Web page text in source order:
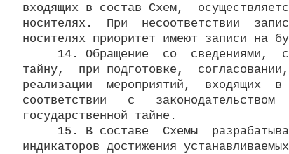
входящих в состав Схем,
носителях.  При  несоответствии
носителях приоритет имеют записи на
14. Обращение  со  сведениями,
тайну,  при подготовке,
реализации  мероприятий,  входящих
соответствии   с
государственной тайне.
15. В составе  Схемы
индикаторов достижения